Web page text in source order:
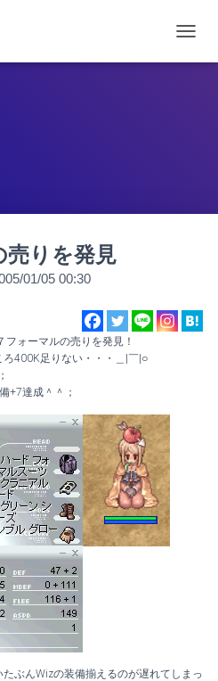
ビ
替
売りを発見
01/05 00:30
ォーマルの売りを発見！
400K足りない・・・＿|￣|○
+7達成＾＾；
ぶんWizの装備揃えるのが遅れてしまっ